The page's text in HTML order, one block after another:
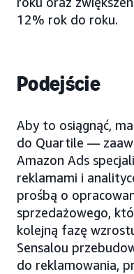
12% rok do roku.
Podejście
Aby to osiągnąć,
do Quartile —
Amazon Ads
reklamami i
prośbą o
sprzedażowego,
kolejną fazę
Sensalou
do reklamowania,